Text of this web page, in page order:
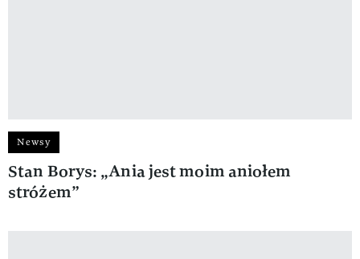
Newsy
Stan Borys: „Ania jest moim aniołem
stróżem”